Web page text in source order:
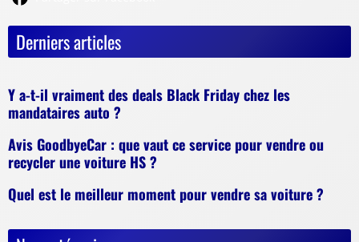
Derniers articles
Y a-t-il vraiment des deals Black Friday chez les
mandataires auto ?
Avis GoodbyeCar : que vaut ce service pour vendre ou
recycler une voiture HS ?
Quel est le meilleur moment pour vendre sa voiture ?